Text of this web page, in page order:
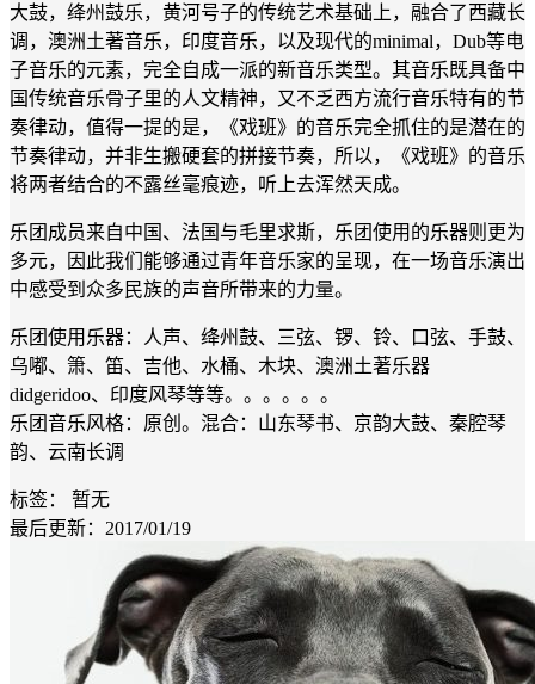
大鼓，绛州鼓乐，黄河号子的传统艺术基础上，融合了西藏长
调，澳洲土著音乐，印度音乐，以及现代的minimal，Dub等电
子音乐的元素，完全自成一派的新音乐类型。其音乐既具备中
国传统音乐骨子里的人文精神，又不乏西方流行音乐特有的节
奏律动，值得一提的是，《戏班》的音乐完全抓住的是潜在的
节奏律动，并非生搬硬套的拼接节奏，所以，《戏班》的音乐
将两者结合的不露丝毫痕迹，听上去浑然天成。
乐团成员来自中国、法国与毛里求斯，乐团使用的乐器则更为
多元，因此我们能够通过青年音乐家的呈现，在一场音乐演出
中感受到众多民族的声音所带来的力量。
乐团使用乐器：人声、绛州鼓、三弦、锣、铃、口弦、手鼓、
乌嘟、箫、笛、吉他、水桶、木块、澳洲土著乐器
didgeridoo、印度风琴等等。。。。。。
乐团音乐风格：原创。混合：山东琴书、京韵大鼓、秦腔琴
韵、云南长调
标签：
暂无
最后更新：2017/01/19